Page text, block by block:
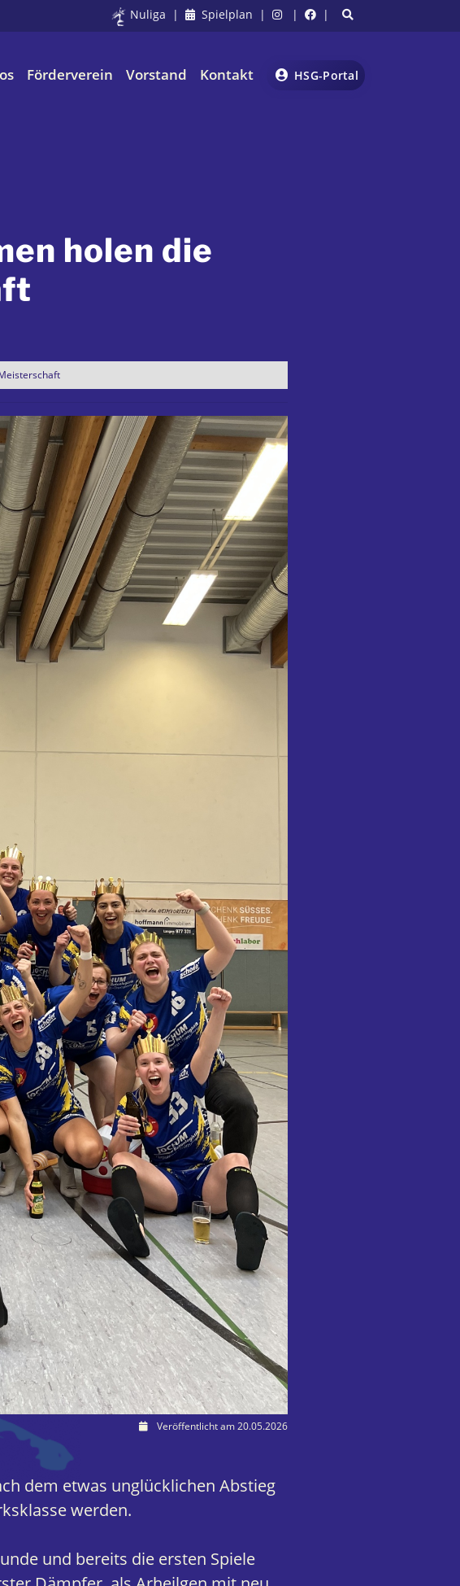
Nuliga | Spielplan | | |
Förderverein Vorstand Kontakt HSG-Portal
holen die
Veröffentlicht am 20.05.2026
dem etwas unglücklichen Abstieg
werden.
und bereits die ersten Spiele